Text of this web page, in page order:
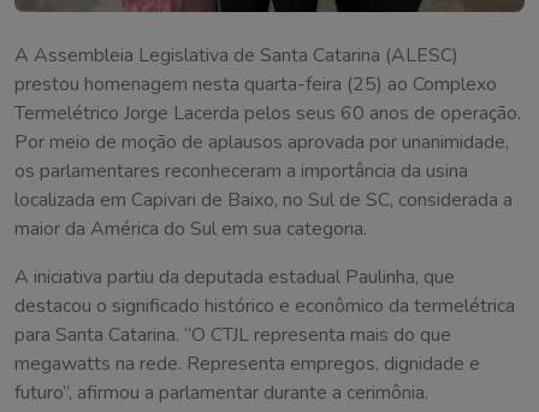
A Assembleia Legislativa de Santa Catarina (ALESC)
prestou homenagem nesta quarta-feira (25) ao Complexo
Termelétrico Jorge Lacerda pelos seus 60 anos de operação.
Por meio de moção de aplausos aprovada por unanimidade,
os parlamentares reconheceram a importância da usina
localizada em Capivari de Baixo, no Sul de SC, considerada a
maior da América do Sul em sua categoria.
A iniciativa partiu da deputada estadual Paulinha, que
destacou o significado histórico e econômico da termelétrica
para Santa Catarina. “O CTJL representa mais do que
megawatts na rede. Representa empregos, dignidade e
futuro”, afirmou a parlamentar durante a cerimônia.